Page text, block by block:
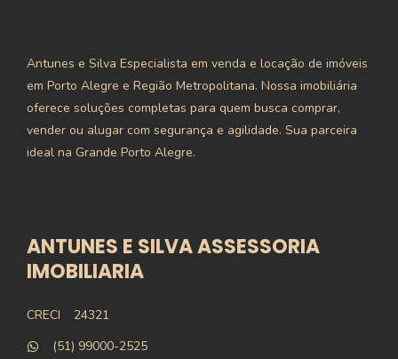
Antunes e Silva Especialista em venda e locação de imóveis
em Porto Alegre e Região Metropolitana. Nossa imobiliária
oferece soluções completas para quem busca comprar,
vender ou alugar com segurança e agilidade. Sua parceira
ideal na Grande Porto Alegre.
ANTUNES E SILVA ASSESSORIA
IMOBILIARIA
CRECI
24321
(51) 99000-2525